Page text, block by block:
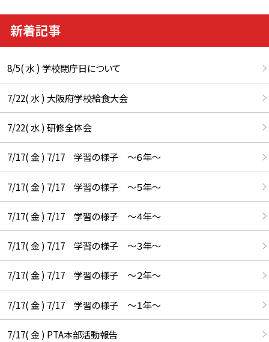
新着記事
8/5( 水 ) 学校閉庁日について
7/22( 水 ) 大阪府学校給食大会
7/22( 水 ) 研修全体会
7/17( 金 ) 7/17 学習の様子 ～６年～
7/17( 金 ) 7/17 学習の様子 ～５年～
7/17( 金 ) 7/17 学習の様子 ～４年～
7/17( 金 ) 7/17 学習の様子 ～３年～
7/17( 金 ) 7/17 学習の様子 ～２年～
7/17( 金 ) 7/17 学習の様子 ～１年～
7/17( 金 ) PTA本部活動報告